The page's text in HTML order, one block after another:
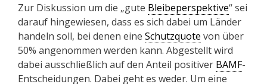
Zur Diskussion um die „gute Bleibeperspektive“ sei
darauf hingewiesen, dass es sich dabei um Länder
handeln soll, bei denen eine Schutzquote von über
50% angenommen werden kann. Abgestellt wird
dabei ausschließlich auf den Anteil positiver BAMF-
Entscheidungen. Dabei geht es weder. Um eine